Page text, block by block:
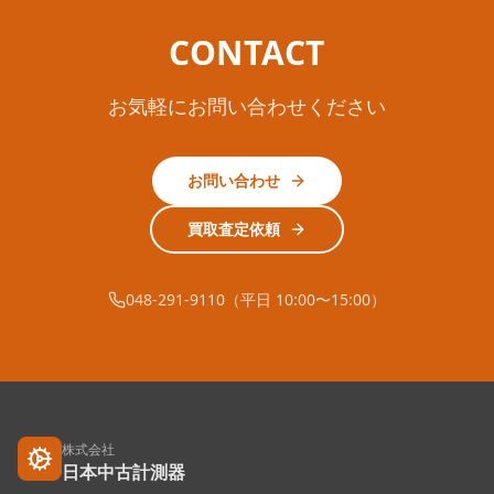
CONTACT
お気軽にお問い合わせください
お問い合わせ
買取査定依頼
048-291-9110（平日 10:00〜15:00）
株式会社
日本中古計測器